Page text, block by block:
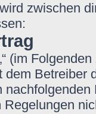
zwischen
(im
Betreiber